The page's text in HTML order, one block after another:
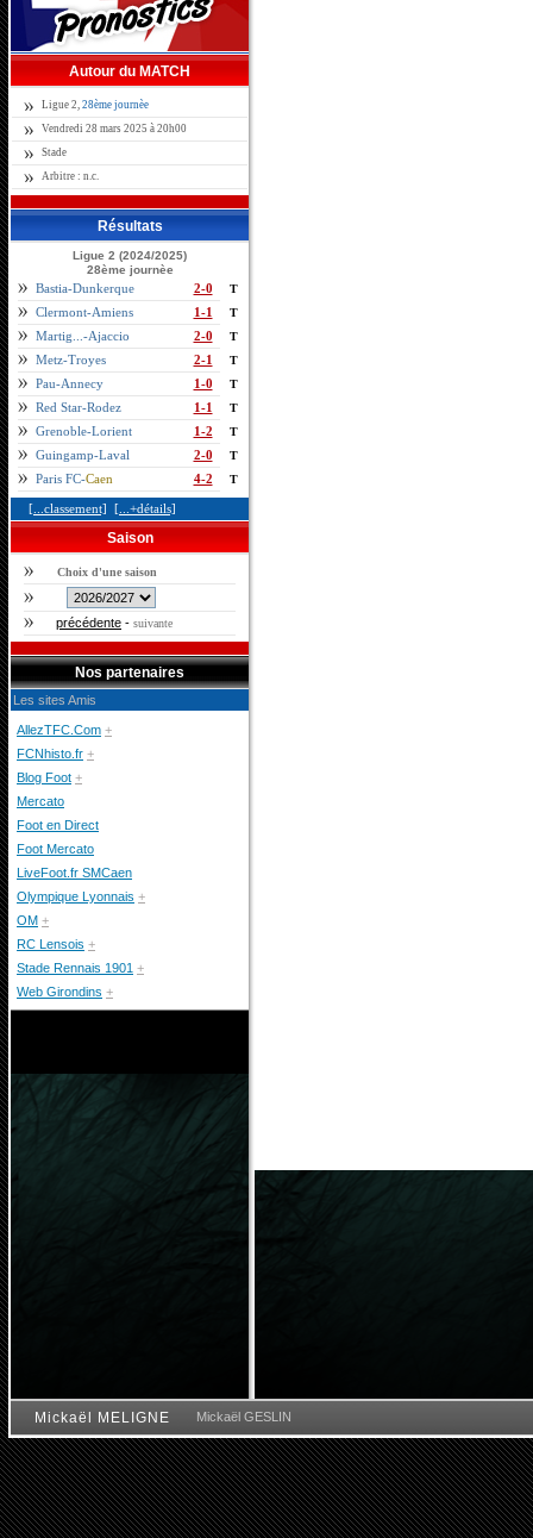
Autour du MATCH
Ligue 2, 28ème journèe
Vendredi 28 mars 2025 à 20h00
Stade
Arbitre : n.c.
Résultats
Ligue 2 (2024/2025)
28ème journèe
Bastia-Dunkerque 2-0 T
Clermont-Amiens 1-1 T
Martig...-Ajaccio 2-0 T
Metz-Troyes 2-1 T
Pau-Annecy 1-0 T
Red Star-Rodez 1-1 T
Grenoble-Lorient 1-2 T
Guingamp-Laval 2-0 T
Paris FC-Caen 4-2 T
[...classement] [...+détails]
Saison
Choix d'une saison
précédente - suivante
Nos partenaires
Les sites Amis
AllezTFC.Com +
FCNhisto.fr +
Blog Foot +
Mercato
Foot en Direct
Foot Mercato
LiveFoot.fr SMCaen
Olympique Lyonnais +
OM +
RC Lensois +
Stade Rennais 1901 +
Web Girondins +
Mickaël MELIGNE Mickaël GESLIN